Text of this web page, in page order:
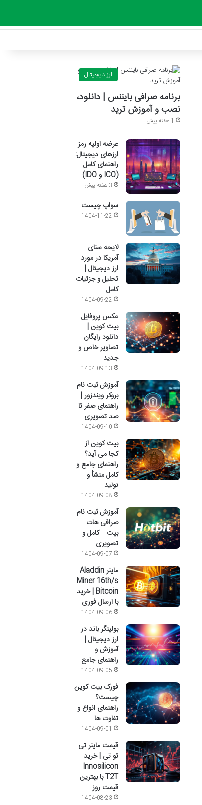
ارز دیجیتال
برنامه صرافی بایننس | دانلود،
نصب و آموزش ترید
1 هفته پیش
عرضه اولیه رمز
ارزهای دیجیتال:
راهنمای کامل
(ICO و IDO)
3 هفته پیش
سواپ چیست
1404-11-22
لایحه سنای
آمریکا در مورد
ارز دیجیتال |
تحلیل و جزئیات
کامل
1404-09-22
عکس پروفایل
بیت کوین |
دانلود رایگان
تصاویر خاص و
جدید
1404-09-13
آموزش ثبت نام
بروکر ویندزور |
راهنمای صفر تا
صد تصویری
1404-09-10
بیت کوین از
کجا می آید؟
راهنمای جامع و
کامل منشأ و
تولید
1404-09-08
آموزش ثبت نام
صرافی هات
بیت – کامل و
تصویری
1404-09-07
ماینر Aladdin
Miner 16th/s
Bitcoin | خرید
با ارسال فوری
1404-09-06
بولینگر باند در
ارز دیجیتال |
آموزش و
راهنمای جامع
1404-09-05
فورک بیت کوین
چیست؟
راهنمای انواع و
تفاوت ها
1404-09-01
قیمت ماینر تی
تو تی | خرید
Innosilicon
T2T با بهترین
قیمت روز
1404-08-23